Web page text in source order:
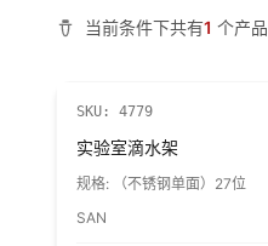
当前条件下共有1 个产品
SKU: 4779
实验室滴水架
规格:
（不锈钢单面）27位
SAN